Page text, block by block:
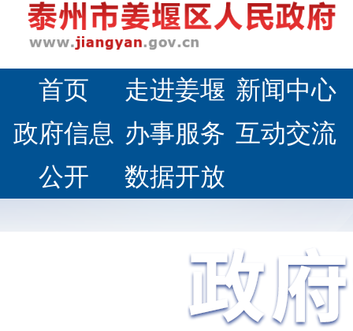
首页 走进姜堰 新闻中心
政府信息
公开
办事服务 互动交流
数据开放